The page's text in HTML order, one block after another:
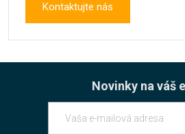
Kontaktujte nás
Novinky na váš